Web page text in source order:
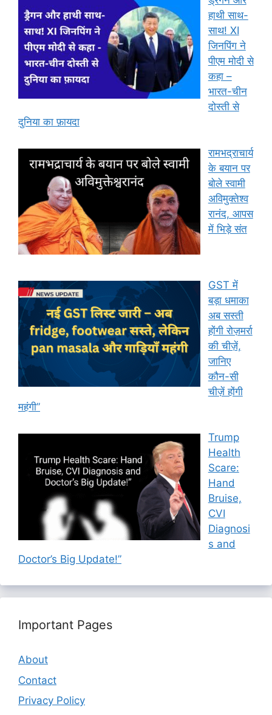
हाथी साथ-
साथ! XI
जिनपिंग ने
पीएम मोदी से
कहा –
भारत-चीन
दोस्ती से
दुनिया का फ़ायदा
रामभद्राचार्य
के बयान पर
बोले स्वामी
अविमुक्तेश्व
रानंद, आपस
में भिड़े संत
GST में
बड़ा धमाका
अब सस्ती
होंगी रोज़मर्रा
की चीज़ें,
जानिए
कौन-सी
चीज़ें होंगी
महंगी”
Trump
Health
Scare:
Hand
Bruise,
CVI
Diagnosi
s and
Doctor’s Big Update!”
Important Pages
About
Contact
Privacy Policy